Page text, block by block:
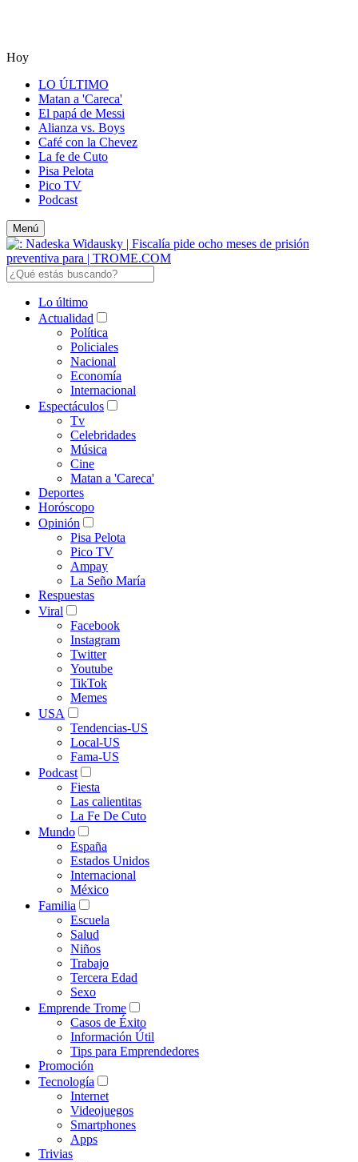
Hoy
LO ÚLTIMO
Matan a 'Careca'
El papá de Messi
Alianza vs. Boys
Café con la Chevez
La fe de Cuto
Pisa Pelota
Pico TV
Podcast
Menú
Lo último
Actualidad
Política
Policiales
Nacional
Economía
Internacional
Espectáculos
Tv
Celebridades
Música
Cine
Matan a 'Careca'
Deportes
Horóscopo
Opinión
Pisa Pelota
Pico TV
Ampay
La Seño María
Respuestas
Viral
Facebook
Instagram
Twitter
Youtube
TikTok
Memes
USA
Tendencias-US
Local-US
Fama-US
Podcast
Fiesta
Las calientitas
La Fe De Cuto
Mundo
España
Estados Unidos
Internacional
México
Familia
Escuela
Salud
Niños
Trabajo
Tercera Edad
Sexo
Emprende Trome
Casos de Éxito
Información Útil
Tips para Emprendedores
Promoción
Tecnología
Internet
Videojuegos
Smartphones
Apps
Trivias